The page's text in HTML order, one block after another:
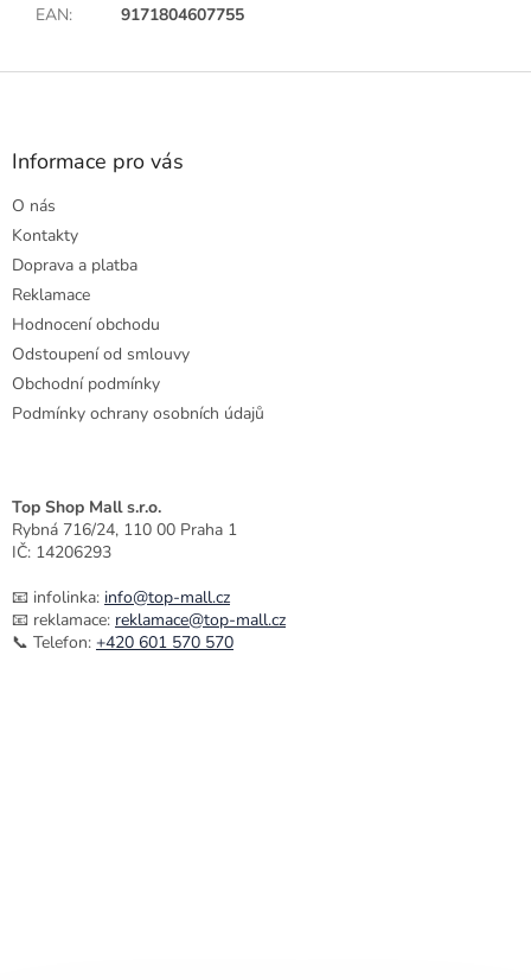
EAN: 9171804607755
Z
Informace pro vás
O nás
Kontakty
Doprava a platba
Reklamace
Hodnocení obchodu
Odstoupení od smlouvy
Obchodní podmínky
Podmínky ochrany osobních údajů
Top Shop Mall s.r.o.
Rybná 716/24, 110 00 Praha 1
IČ: 14206293
📧 infolinka: info@top-mall.cz
📧 reklamace: reklamace@top-mall.cz
📞 Telefon: +420 601 570 570